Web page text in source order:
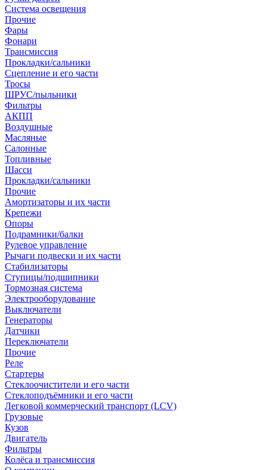
Система освещения
Прочие
Фары
Фонари
Трансмиссия
Прокладки/сальники
Сцепление и его части
Тросы
ШРУС/пыльники
Фильтры
АКПП
Воздушные
Масляные
Салонные
Топливные
Шасси
Прокладки/сальники
Прочие
Амортизаторы и их части
Крепежи
Опоры
Подрамники/балки
Рулевое управление
Рычаги подвески и их части
Стабилизаторы
Ступицы/подшипники
Тормозная система
Электрооборудование
Выключатели
Генераторы
Датчики
Переключатели
Прочие
Реле
Стартеры
Стеклоочистители и его части
Стеклоподъёмники и его части
Легковой коммерческий транспорт (LCV)
Грузовые
Кузов
Двигатель
Фильтры
Колёса и трансмиссия